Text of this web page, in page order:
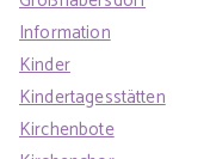
Information
Kinder
Kindertagesstätten
Kirchenbote